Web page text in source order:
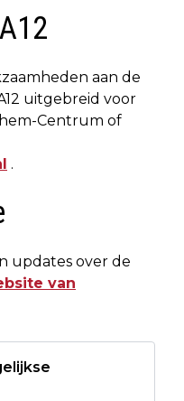
aan de
uitgebreid voor
Centrum of
.
updates over de
van